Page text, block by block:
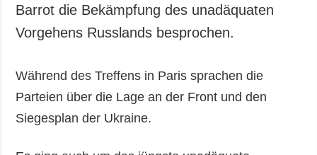
Barrot die Bekämpfung des unadäquaten
Vorgehens Russlands besprochen.
Während des Treffens in Paris sprachen die
Parteien über die Lage an der Front und den
Siegesplan der Ukraine.